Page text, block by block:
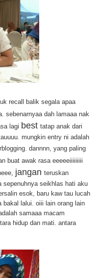
recall balik segala apaa
sebenarnyaa dah lamaaa nak
lagi best tatap anak dari
mungkin entry ni adalah
dannnn, yang paling
buat awak rasa eeeeeiiiiiiiii
jangan teruskan
sepenuhnya seikhlas hati aku
esok, baru kaw tau lucah
bakal lalui. oiii lain orang lain
samaaa macam
hidup dan mati. antara